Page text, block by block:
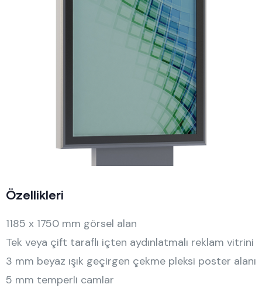
Özellikleri
1185 x 1750 mm görsel alan
Tek veya çift taraflı içten aydınlatmalı reklam vitrini
3 mm beyaz ışık geçirgen çekme pleksi poster alanı
5 mm temperli camlar